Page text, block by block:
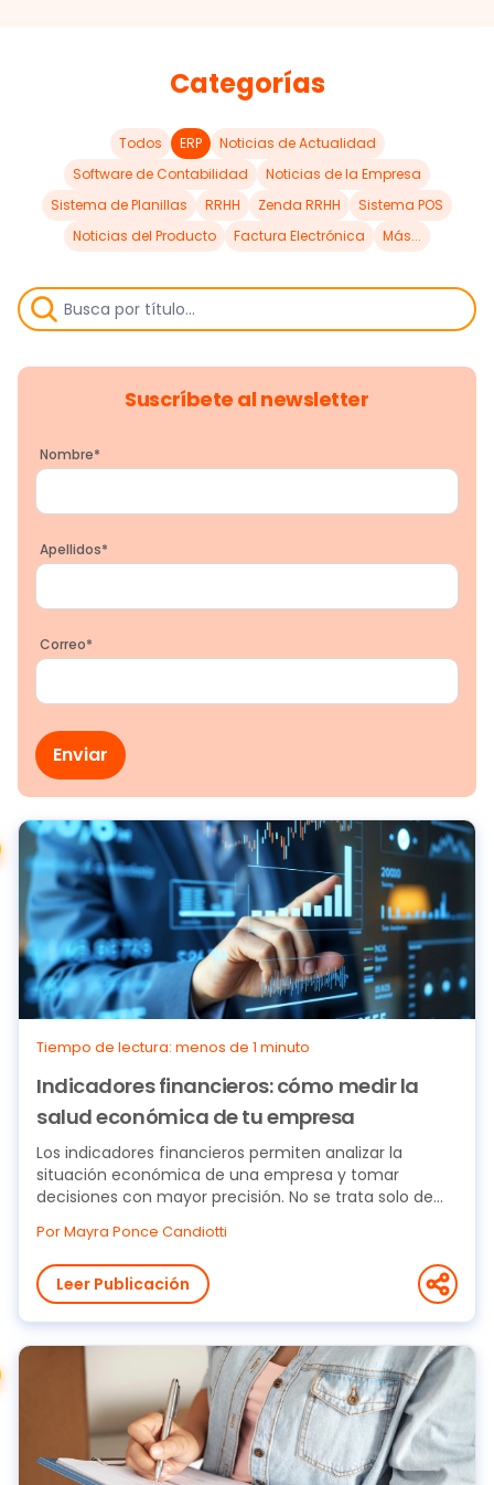
Categorías
Todos ERP
Noticias de Actualidad
Software de Contabilidad
Noticias de la Empresa
Sistema de Planillas
RRHH Zenda RRHH
Sistema POS
Noticias del Producto
Factura Electrónica Más...
Suscríbete al newsletter
Nombre*
Apellidos*
Correo*
Tiempo de lectura: menos de 1 minuto
Indicadores financieros: cómo medir la
salud económica de tu empresa
Los indicadores financieros permiten analizar la
situación económica de una empresa y tomar
decisiones con mayor precisión. No se trata solo de...
Por Mayra Ponce Candiotti
Leer Publicación